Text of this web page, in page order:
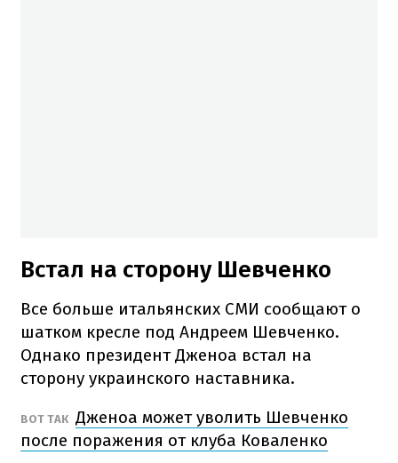
Встал на сторону Шевченко
Все больше итальянских СМИ сообщают о
шатком кресле под Андреем Шевченко.
Однако президент Дженоа встал на
сторону украинского наставника.
ВОТ ТАК Дженоа может уволить Шевченко
после поражения от клуба Коваленко